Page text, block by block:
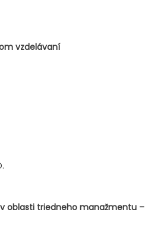
vzdelávaní
oblasti triedneho manažmentu –